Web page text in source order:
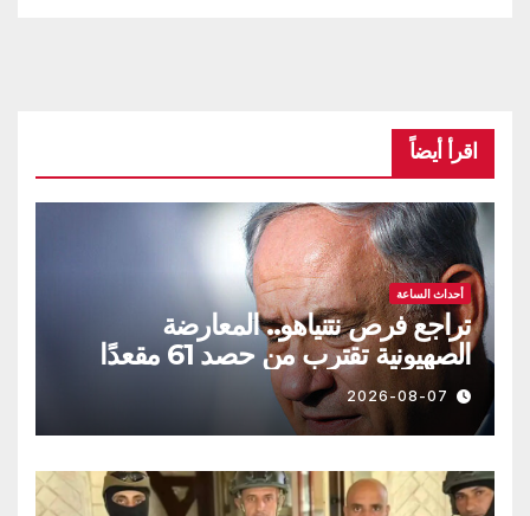
اقرأ أيضاً
أحداث الساعة
تراجع فرص نتنياهو.. المعارضة
الصهيونية تقترب من حصد 61 مقعدًا
2026-08-07